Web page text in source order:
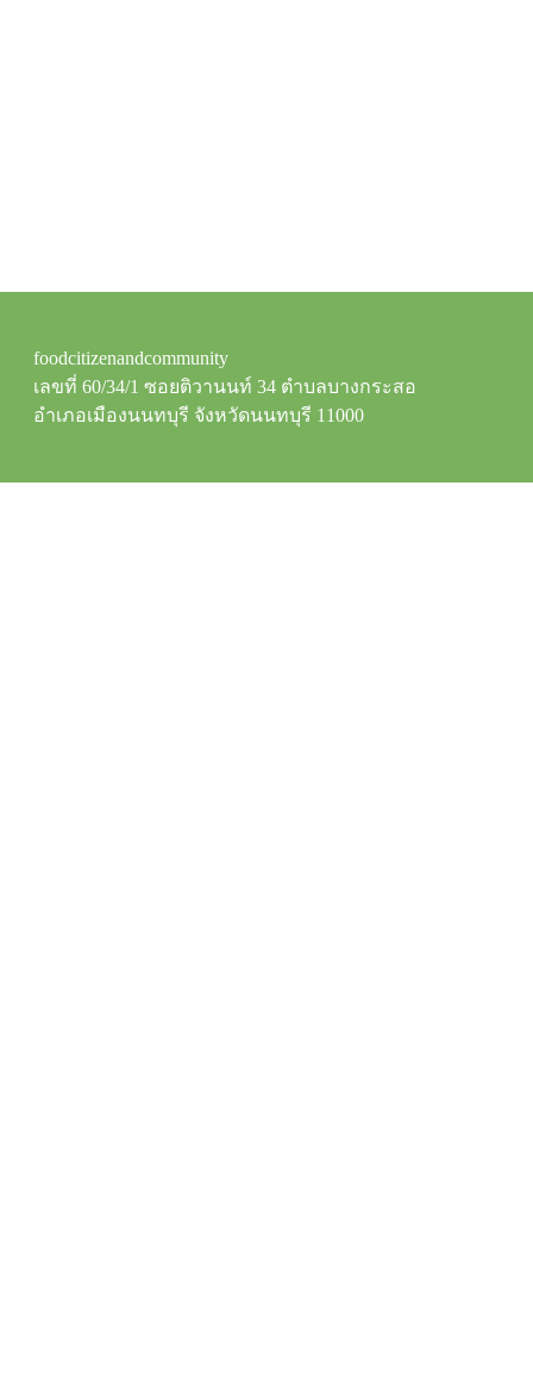
foodcitizenandcommunity
เลขที่ 60/34/1 ซอยติวานนท์ 34 ตำบลบางกระสอ
อำเภอเมืองนนทบุรี จังหวัดนนทบุรี 11000